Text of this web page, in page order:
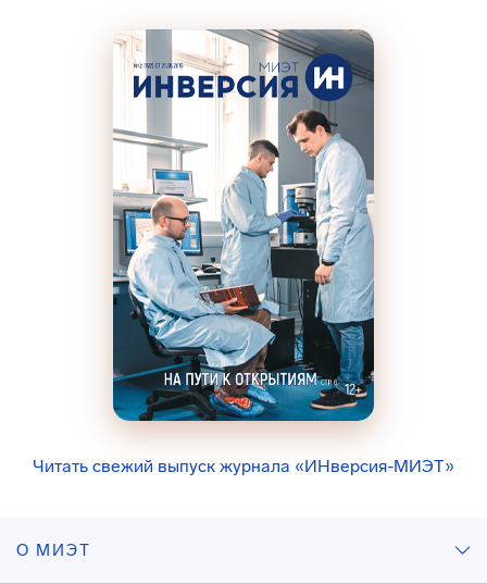
Читать свежий выпуск журнала «ИНверсия-МИЭТ»
О МИЭТ